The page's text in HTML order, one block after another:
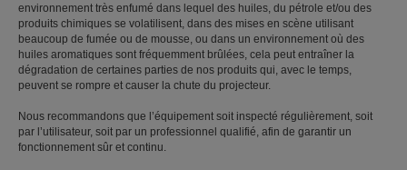
environnement très enfumé dans lequel des huiles, du pétrole et/ou des
produits chimiques se volatilisent, dans des mises en scène utilisant
beaucoup de fumée ou de mousse, ou dans un environnement où des
huiles aromatiques sont fréquemment brûlées, cela peut entraîner la
dégradation de certaines parties de nos produits qui, avec le temps,
peuvent se rompre et causer la chute du projecteur.
Nous recommandons que l’équipement soit inspecté régulièrement, soit
par l’utilisateur, soit par un professionnel qualifié, afin de garantir un
fonctionnement sûr et continu.